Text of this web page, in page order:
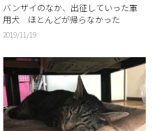
バンザイのなか、出征していった軍
用犬 ほとんどが帰らなかった
2019/11/19